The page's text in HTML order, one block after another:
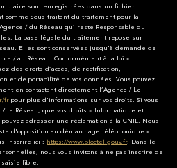
sont enregistrées dans un fichier
comme Sous-traitant du traitement pour la
/ du Réseau qui reste Responsable du
La base légale du traitement repose sur
Elles sont conservées jusqu'à demande de
/ au Réseau. Conformément à la loi «
des droits d’accès, de rectification,
et de portabilité de vos données. Vous pouvez
en contactant directement l’Agence / Le
fr pour plus d’informations sur vos droits. Si vous
le Réseau, que vos droits « Informatique et
adresser une réclamation à la CNIL. Nous
d'opposition au démarchage téléphonique «
inscrire ici : https://www.bloctel.gouv.fr. Dans le
nous vous invitons à ne pas inscrire de
saisie libre.